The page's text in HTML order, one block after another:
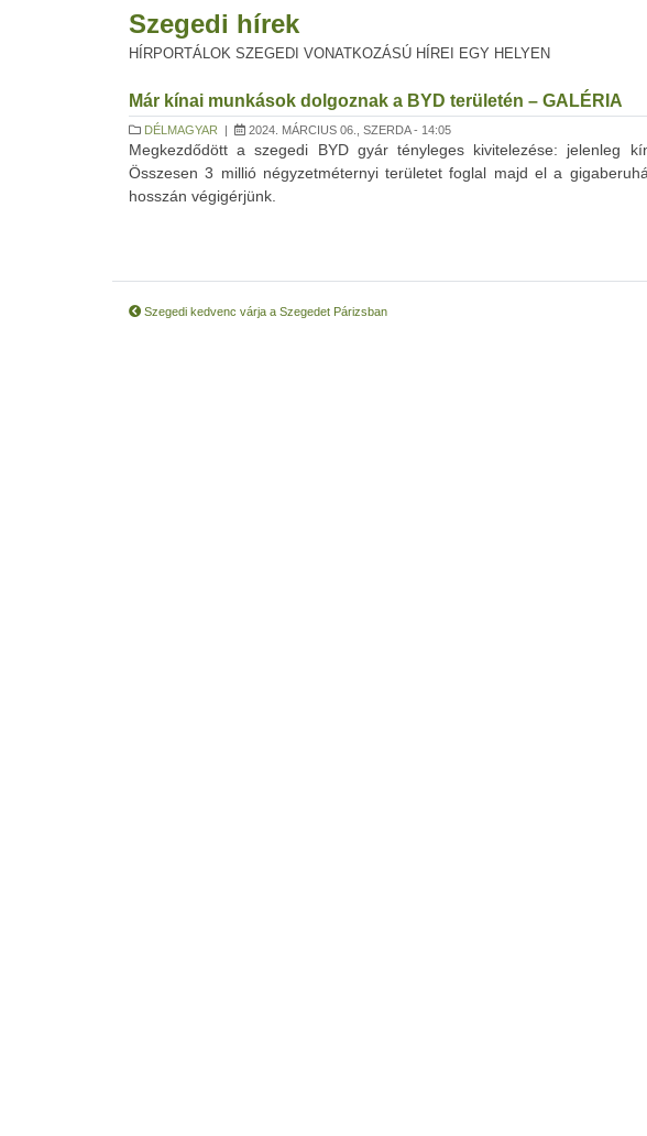
Szegedi hírek
HÍRPORTÁLOK SZEGEDI VONATKOZÁSÚ HÍREI EGY HELYEN
Már kínai munkások dolgoznak a BYD területén – GALÉRIA
DÉLMAGYAR | 2024. MÁRCIUS 06., SZERDA - 14:05
Megkezdődött a szegedi BYD gyár tényleges kivitelezése: jelenleg
Összesen 3 millió négyzetméternyi területet foglal majd el a
hosszán végigérjünk.
Szegedi kedvenc várja a Szegedet Párizsban